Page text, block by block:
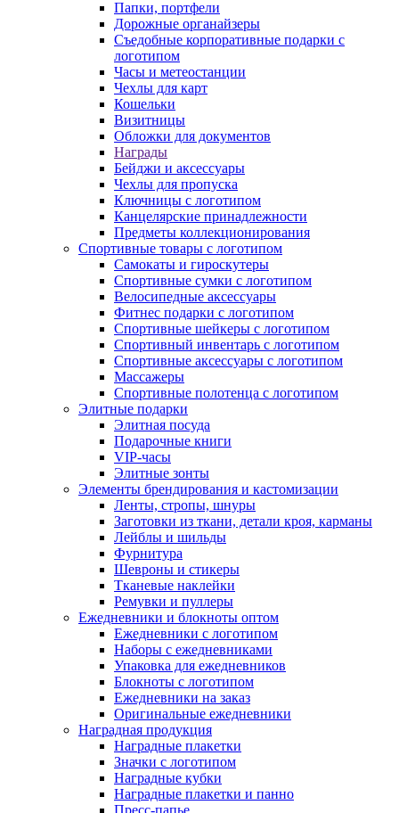
Папки, портфели
Дорожные органайзеры
Съедобные корпоративные подарки с
логотипом
Часы и метеостанции
Чехлы для карт
Кошельки
Визитницы
Обложки для документов
Награды
Бейджи и аксессуары
Чехлы для пропуска
Ключницы с логотипом
Канцелярские принадлежности
Предметы коллекционирования
Спортивные товары с логотипом
Самокаты и гироскутеры
Спортивные сумки с логотипом
Велосипедные аксессуары
Фитнес подарки с логотипом
Спортивные шейкеры с логотипом
Спортивный инвентарь с логотипом
Спортивные аксессуары с логотипом
Массажеры
Спортивные полотенца с логотипом
Элитные подарки
Элитная посуда
Подарочные книги
VIP-часы
Элитные зонты
Элементы брендирования и кастомизации
Ленты, стропы, шнуры
Заготовки из ткани, детали кроя, карманы
Лейблы и шильды
Фурнитура
Шевроны и стикеры
Тканевые наклейки
Ремувки и пуллеры
Ежедневники и блокноты оптом
Ежедневники с логотипом
Наборы с ежедневниками
Упаковка для ежедневников
Блокноты с логотипом
Ежедневники на заказ
Оригинальные ежедневники
Наградная продукция
Наградные плакетки
Значки с логотипом
Наградные кубки
Наградные плакетки и панно
Пресс-папье